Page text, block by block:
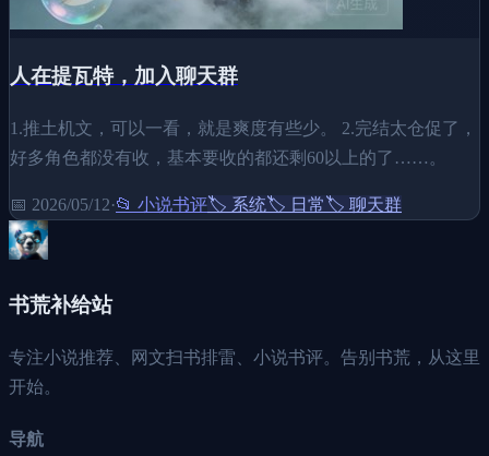
人在提瓦特，加入聊天群
1.推土机文，可以一看，就是爽度有些少。 2.完结太仓促了，
好多角色都没有收，基本要收的都还剩60以上的了……。
📅 2026/05/12·📂 小说书评🏷️ 系统🏷️ 日常🏷️ 聊天群
书荒补给站
专注小说推荐、网文扫书排雷、小说书评。告别书荒，从这里
开始。
导航